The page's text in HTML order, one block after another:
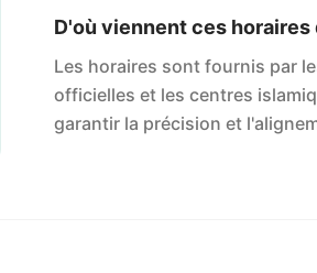
D'où viennent ces horaires
Les horaires sont fournis par
officielles et les centres
garantir la précision et